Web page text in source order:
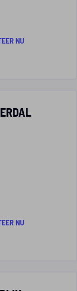
NU
NU